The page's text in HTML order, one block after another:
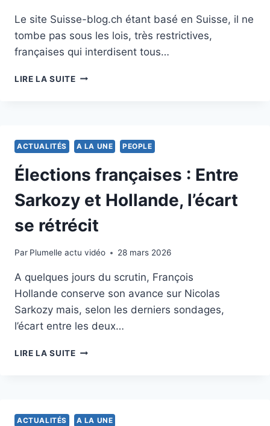
Le site Suisse-blog.ch étant basé en Suisse, il ne
tombe pas sous les lois, très restrictives,
françaises qui interdisent tous…
LIRE LA SUITEELECTION
DEUXIÈME
TOUR
OU
ACTUALITÉS A LA UNE PEOPLE
Élections françaises : Entre
Sarkozy et Hollande, l’écart
se rétrécit
Par Plumelle actu vidéo
1 mai 2012 28 mars 2026
A quelques jours du scrutin, François
Hollande conserve son avance sur Nicolas
Sarkozy mais, selon les derniers sondages,
l’écart entre les deux…
LIRE LA SUITEÉLECTIONS
ET
ACTUALITÉS A LA UNE